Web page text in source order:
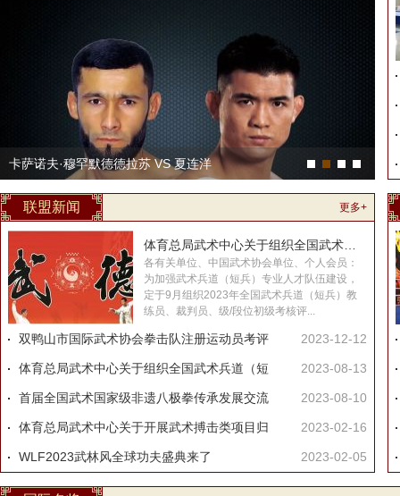
国际武联（IWUF）和ITA将推出专门针对会员协会工作人
卡萨诺夫·穆罕默德德拉苏 VS 夏连洋
体育总局领导会见中国—东盟武术联合会主席
”大帝“想靠实力征服马哈切夫和他的粉丝
联盟新闻 更多+
各有关单位、中国武术协会单位、个人会员：
为加强武术兵道（短兵）专业人才队伍建设，
定于9月组织2023年全国武术兵道（短兵）教
练员、裁判员、级/段位初级考核评...
双鸭山市国际武术协会拳击队注册运动员考评 2023-12-12
体育总局武术中心关于组织全国武术兵道（短 2023-08-13
首届全国武术国家级非遗八极拳传承发展交流 2023-08-10
体育总局武术中心关于开展武术搏击类项目归 2023-02-16
WLF2023武林风全球功夫盛典来了 2023-02-05